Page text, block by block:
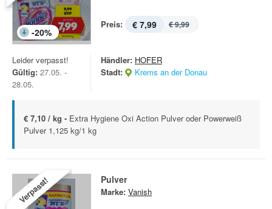
-20%
Preis: € 7,99 € 9,99
Leider verpasst!
Gültig: 27.05. -
28.05.
Händler: HOFER
Stadt:
Krems an der Donau
€ 7,10 / kg - Extra Hygiene Oxi Action Pulver oder Powerweiß
Pulver 1,125 kg/1 kg
Verpasst! Pulver
Marke: Vanish